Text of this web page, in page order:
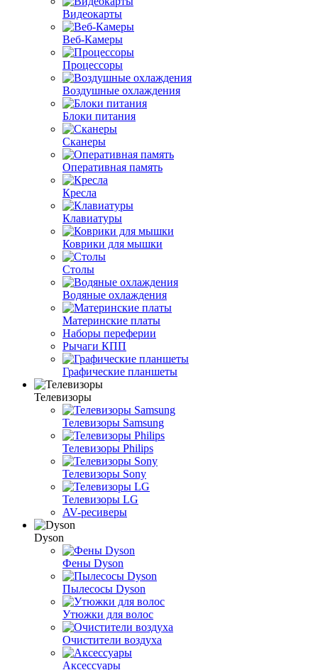
Видеокарты
Веб-Камеры
Процессоры
Воздушные охлаждения
Блоки питания
Сканеры
Оперативная память
Кресла
Клавиатуры
Коврики для мышки
Столы
Водяные охлаждения
Материнские платы
Наборы переферии
Рычаги КПП
Графические планшеты
Телевизоры
Телевизоры Samsung
Телевизоры Philips
Телевизоры Sony
Телевизоры LG
AV-ресиверы
Dyson
Фены Dyson
Пылесосы Dyson
Утюжки для волос
Очистители воздуха
Аксессуары